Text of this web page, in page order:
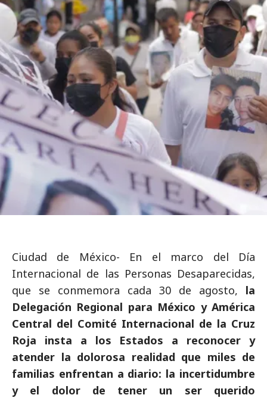
Ciudad de México- En el marco del Día
Internacional de las Personas Desaparecidas,
que se conmemora cada 30 de agosto, la
Delegación Regional para México y América
Central del Comité Internacional de la Cruz
Roja insta a los Estados a reconocer y
atender la dolorosa realidad que miles de
familias enfrentan a diario: la incertidumbre
y el dolor de tener un ser querido